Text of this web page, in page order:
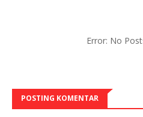
Error: No
POSTING KOMENTAR